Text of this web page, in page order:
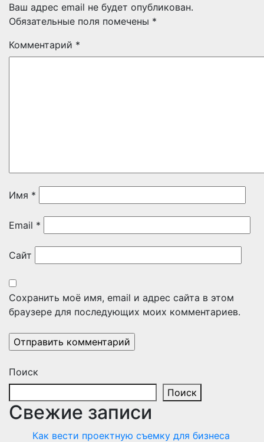
Ваш адрес email не будет опубликован.
Обязательные поля помечены *
Комментарий *
Имя *
Email *
Сайт
Сохранить моё имя, email и адрес сайта в этом
браузере для последующих моих комментариев.
Поиск
Поиск
Свежие записи
Как вести проектную съемку для бизнеса